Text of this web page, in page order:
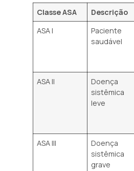
Classe ASA Descrição
ASA I
Paciente
saudável
ASA II
Doença
sistêmica
leve
ASA III
Doença
sistêmica
grave